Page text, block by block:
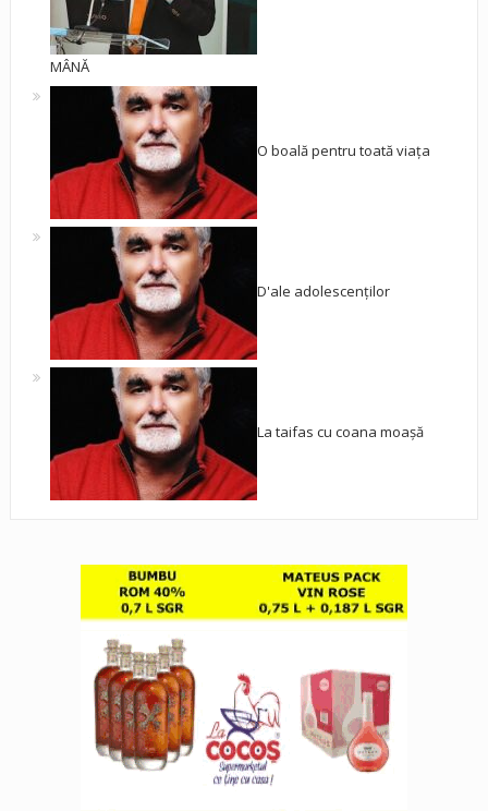
MÂNĂ
O boală pentru toată viața
D'ale adolescenților
La taifas cu coana moașă